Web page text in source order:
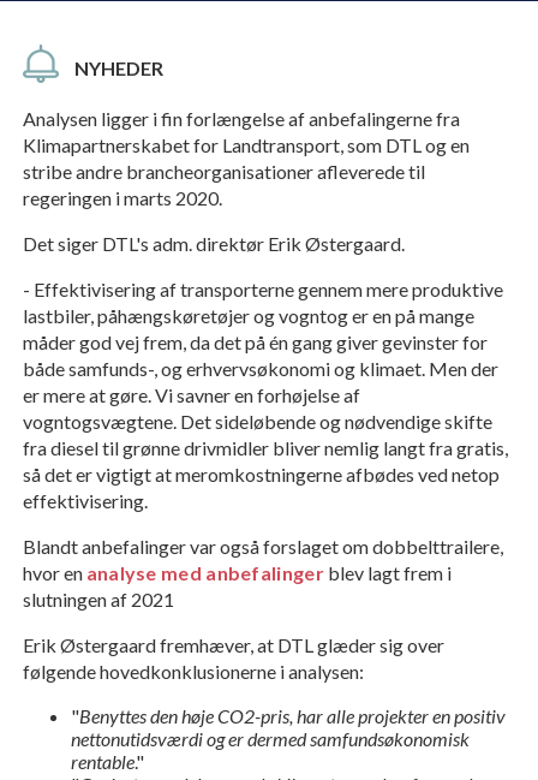
NYHEDER
Analysen ligger i fin forlængelse af anbefalingerne fra
Klimapartnerskabet for Landtransport, som DTL og en
stribe andre brancheorganisationer afleverede til
regeringen i marts 2020.
Det siger DTL's adm. direktør Erik Østergaard.
- Effektivisering af transporterne gennem mere produktive
lastbiler, påhængskøretøjer og vogntog er en på mange
måder god vej frem, da det på én gang giver gevinster for
både samfunds-, og erhvervsøkonomi og klimaet. Men der
er mere at gøre. Vi savner en forhøjelse af
vogntogsvægtene. Det sideløbende og nødvendige skifte
fra diesel til grønne drivmidler bliver nemlig langt fra gratis,
så det er vigtigt at meromkostningerne afbødes ved netop
effektivisering.
Blandt anbefalinger var også forslaget om dobbelttrailere,
hvor en analyse med anbefalingerblev lagt frem i
slutningen af 2021
Erik Østergaard fremhæver, at DTL glæder sig over
følgende hovedkonklusionerne i analysen:
"Benyttes den høje CO2-pris, har alle projekter en positiv
nettonutidsværdi og er dermed samfundsøkonomisk
rentable."